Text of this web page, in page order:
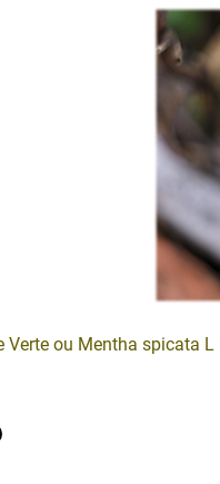
Verte ou Mentha spicata